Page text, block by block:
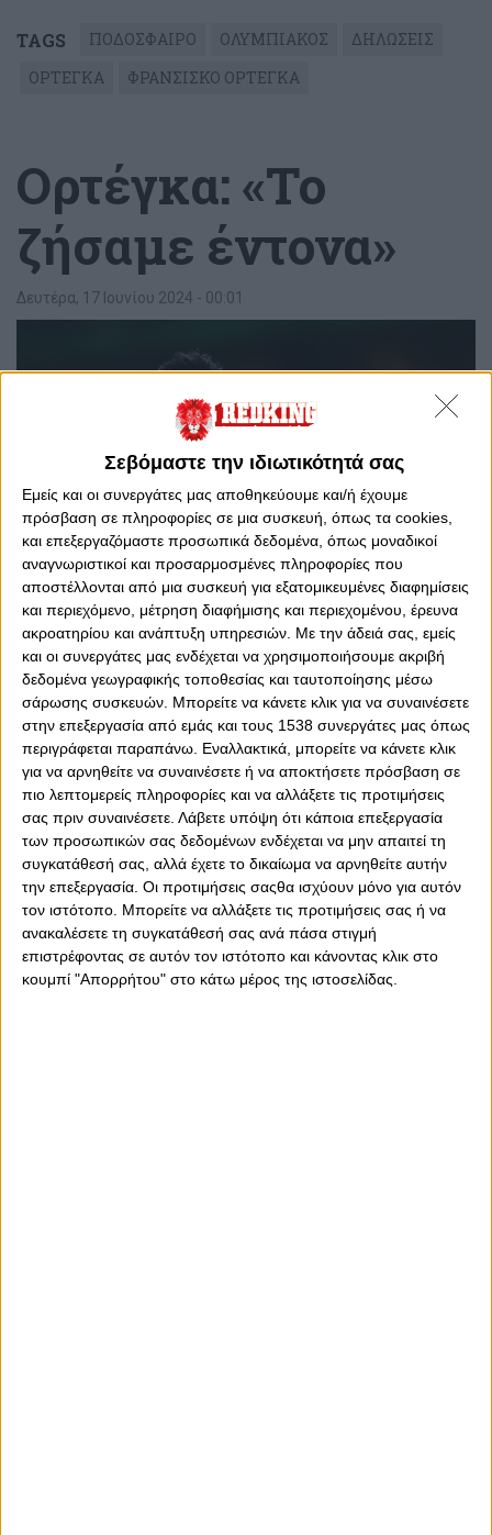
Σεβόμαστε την ιδιωτικότητά σας
Εμείς και οι συνεργάτες μας αποθηκεύουμε και/ή έχουμε
πρόσβαση σε πληροφορίες σε μια συσκευή, όπως τα cookies,
και επεξεργαζόμαστε προσωπικά δεδομένα, όπως μοναδικοί
αναγνωριστικοί και προσαρμοσμένες πληροφορίες που
αποστέλλονται από μια συσκευή για εξατομικευμένες διαφημίσεις
και περιεχόμενο, μέτρηση διαφήμισης και περιεχομένου, έρευνα
ακροατηρίου και ανάπτυξη υπηρεσιών. Με την άδειά σας, εμείς
και οι συνεργάτες μας ενδέχεται να χρησιμοποιήσουμε ακριβή
δεδομένα γεωγραφικής τοποθεσίας και ταυτοποίησης μέσω
σάρωσης συσκευών. Μπορείτε να κάνετε κλικ για να συναινέσετε
στην επεξεργασία από εμάς και τους 1538 συνεργάτες μας όπως
περιγράφεται παραπάνω. Εναλλακτικά, μπορείτε να κάνετε κλικ
για να αρνηθείτε να συναινέσετε ή να αποκτήσετε πρόσβαση σε
πιο λεπτομερείς πληροφορίες και να αλλάξετε τις προτιμήσεις
σας πριν συναινέσετε. Λάβετε υπόψη ότι κάποια επεξεργασία
των προσωπικών σας δεδομένων ενδέχεται να μην απαιτεί τη
συγκατάθεσή σας, αλλά έχετε το δικαίωμα να αρνηθείτε αυτήν
την επεξεργασία. Οι προτιμήσεις σαςθα ισχύουν μόνο για αυτόν
τον ιστότοπο. Μπορείτε να αλλάξετε τις προτιμήσεις σας ή να
ανακαλέσετε τη συγκατάθεσή σας ανά πάσα στιγμή
επιστρέφοντας σε αυτόν τον ιστότοπο και κάνοντας κλικ στο
κουμπί "Απορρήτου" στο κάτω μέρος της ιστοσελίδας.
TAGS ΠΟΔΟΣΦΑΙΡΟ ΟΛΥΜΠΙΑΚΟΣ
ΔΗΛΩΣΕΙΣ
ΟΡΤΕΓΚΑ
ΦΡΑΝΣΙΣΚΟ ΟΡΤΕΓΚΑ
Ορτέγκα: «Το
ζήσαμε έντονα»
Δευτέρα, 17 Ιουνίου 2024 - 00:01
0 0
Ο Φρανσίσκο Ορτέγκα, μίλησε σε Μέσο της πατρίδας του
και συγκεκριμένα στην ιστοσελίδα «sinmordaza». Μεταξύ
άλλων στάθηκε στην κατάκτηση του Κόνφερενς Λιγκ
αλλά και τις προπονήσεις του με τον Μέσι στην
Αργεντινή.
Για την κατάκτηση του UEFA Europa Conference League:
«Η αλήθεια είναι ότι ήταν μία απίστευτη σεζόν. Είμαι
στην Ευρώπη μόλις μερικούς μήνες και είμαι πολύ
ευχαριστημένος με αυτό το κατόρθωμα. Το ζήσαμε
έντονα και είμαστε όλοι πολύ ευτυχισμένοι που
χαρίσαμε στον σύλλογο τον πρώτο διεθνή του τίτλο».
Για τους οπαδούς του Ολυμπιακού: «Είναι πολύ